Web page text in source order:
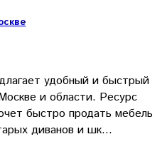
удобный и быстрый
и области. Ресурс
быстро продать мебель
диванов и шк…